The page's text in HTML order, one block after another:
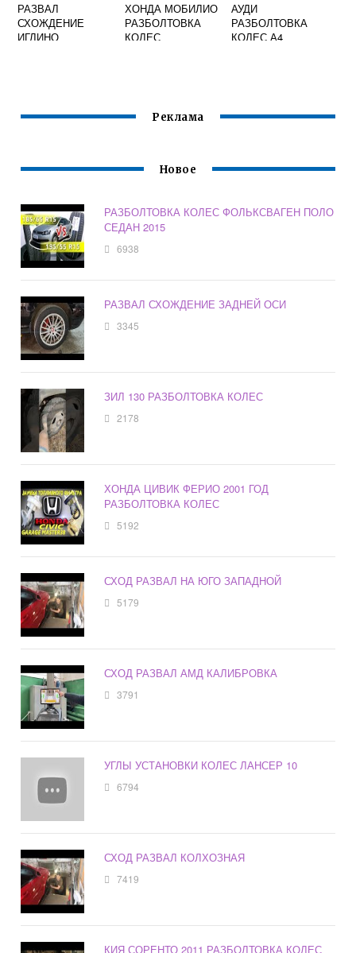
РАЗВАЛ
СХОЖДЕНИЕ
ИГЛИНО
ХОНДА МОБИЛИО
РАЗБОЛТОВКА
КОЛЕС
АУДИ
РАЗБОЛТОВКА
КОЛЕС А4
Реклама
Новое
РАЗБОЛТОВКА КОЛЕС ФОЛЬКСВАГЕН ПОЛО
СЕДАН 2015
6938
РАЗВАЛ СХОЖДЕНИЕ ЗАДНЕЙ ОСИ
3345
ЗИЛ 130 РАЗБОЛТОВКА КОЛЕС
2178
ХОНДА ЦИВИК ФЕРИО 2001 ГОД
РАЗБОЛТОВКА КОЛЕС
5192
СХОД РАЗВАЛ НА ЮГО ЗАПАДНОЙ
5179
СХОД РАЗВАЛ АМД КАЛИБРОВКА
3791
УГЛЫ УСТАНОВКИ КОЛЕС ЛАНСЕР 10
6794
СХОД РАЗВАЛ КОЛХОЗНАЯ
7419
КИЯ СОРЕНТО 2011 РАЗБОЛТОВКА КОЛЕС